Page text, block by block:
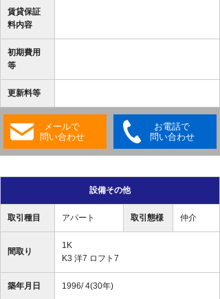
賃貸保証
料内容
初期費用
等
更新料等
メールで
問い合わせ
お電話で
問い合わせ
設備その他
取引種目 アパート 取引態様 仲介
間取り
1K
K3 洋7 ロフト7
築年月日 1996/ 4(30年)